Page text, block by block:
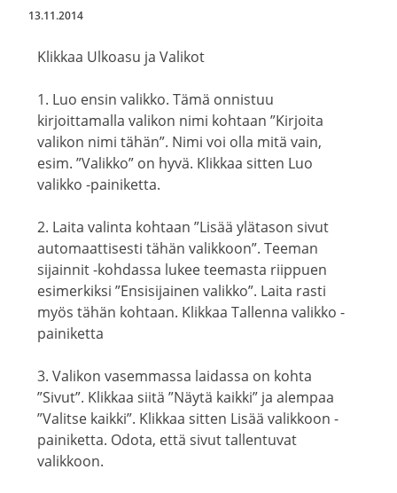
13.11.2014
Klikkaa Ulkoasu ja Valikot
1. Luo ensin valikko. Tämä onnistuu
kirjoittamalla valikon nimi kohtaan ”Kirjoita
valikon nimi tähän”. Nimi voi olla mitä vain,
esim. ”Valikko” on hyvä. Klikkaa sitten Luo
valikko -painiketta.
2. Laita valinta kohtaan ”Lisää ylätason sivut
automaattisesti tähän valikkoon”. Teeman
sijainnit -kohdassa lukee teemasta riippuen
esimerkiksi ”Ensisijainen valikko”. Laita rasti
myös tähän kohtaan. Klikkaa Tallenna valikko -
painiketta
3. Valikon vasemmassa laidassa on kohta
”Sivut”. Klikkaa siitä ”Näytä kaikki” ja alempaa
”Valitse kaikki”. Klikkaa sitten Lisää valikkoon -
painiketta. Odota, että sivut tallentuvat
valikkoon.